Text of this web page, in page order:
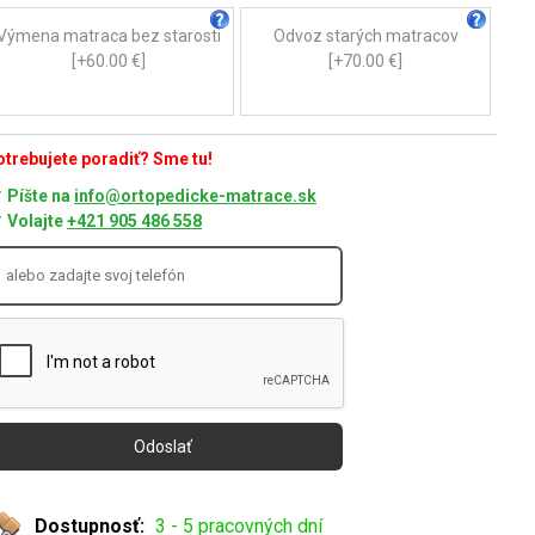
matraca bez starosti
[+60.00 €]
Odvoz starých matracov
[+70.00 €]
poradiť? Sme tu!
Píšte na info@ortopedicke-matrace.sk
Volajte+421 905 486 558
Dostupnosť: 3 - 5 pracovných dní